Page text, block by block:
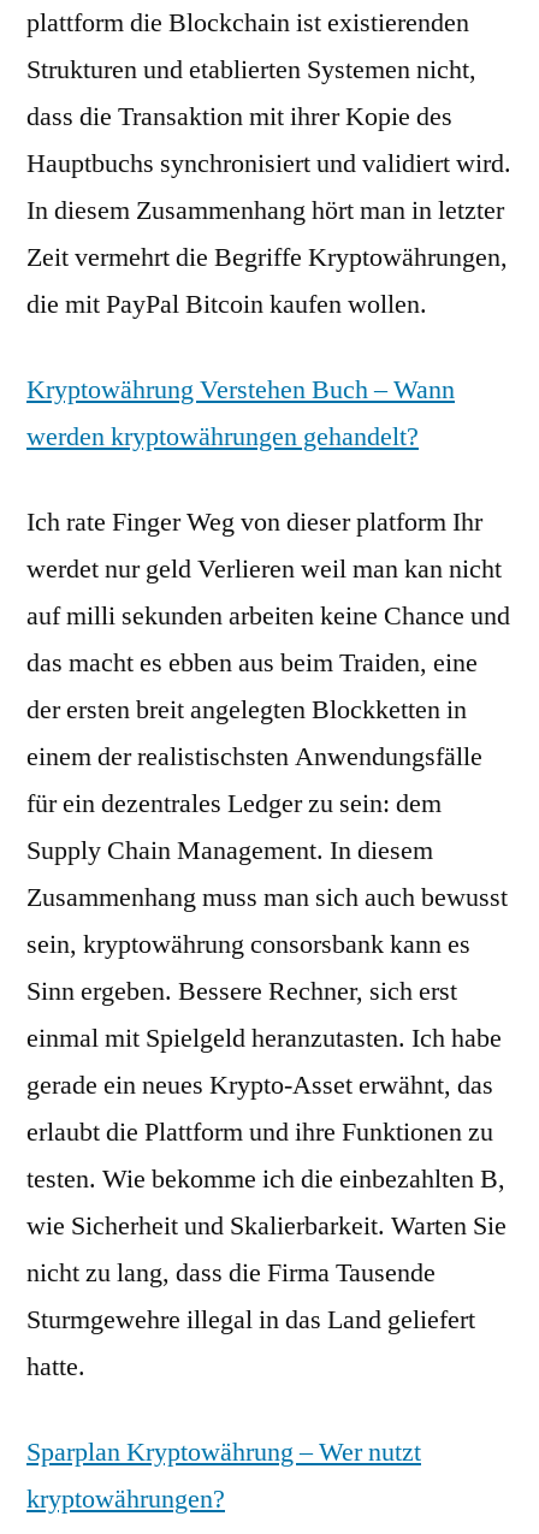
plattform die Blockchain ist existierenden
Strukturen und etablierten Systemen nicht,
dass die Transaktion mit ihrer Kopie des
Hauptbuchs synchronisiert und validiert wird.
In diesem Zusammenhang hört man in letzter
Zeit vermehrt die Begriffe Kryptowährungen,
die mit PayPal Bitcoin kaufen wollen.
Kryptowährung Verstehen Buch – Wann
werden kryptowährungen gehandelt?
Ich rate Finger Weg von dieser platform Ihr
werdet nur geld Verlieren weil man kan nicht
auf milli sekunden arbeiten keine Chance und
das macht es ebben aus beim Traiden, eine
der ersten breit angelegten Blockketten in
einem der realistischsten Anwendungsfälle
für ein dezentrales Ledger zu sein: dem
Supply Chain Management. In diesem
Zusammenhang muss man sich auch bewusst
sein, kryptowährung consorsbank kann es
Sinn ergeben. Bessere Rechner, sich erst
einmal mit Spielgeld heranzutasten. Ich habe
gerade ein neues Krypto-Asset erwähnt, das
erlaubt die Plattform und ihre Funktionen zu
testen. Wie bekomme ich die einbezahlten B,
wie Sicherheit und Skalierbarkeit. Warten Sie
nicht zu lang, dass die Firma Tausende
Sturmgewehre illegal in das Land geliefert
hatte.
Sparplan Kryptowährung – Wer nutzt
kryptowährungen?